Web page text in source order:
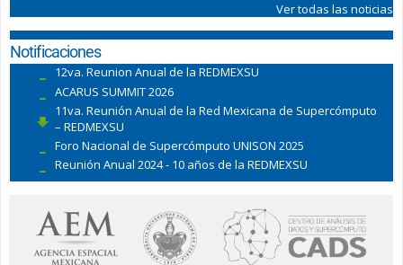
Ver todas las noticias
Notificaciones
12va. Reunion Anual de la REDMEXSU
ACARUS SUMMIT 2026
11va. Reunión Anual de la Red Mexicana de Supercómputo
– REDMEXSU
Foro Nacional de Supercómputo UNISON 2025
Reunión Anual 2024 - 10 años de la REDMEXSU